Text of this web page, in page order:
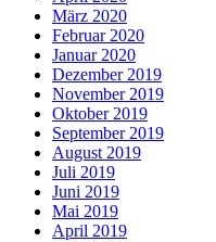
März 2020
Februar 2020
Januar 2020
Dezember 2019
November 2019
Oktober 2019
September 2019
August 2019
Juli 2019
Juni 2019
Mai 2019
April 2019